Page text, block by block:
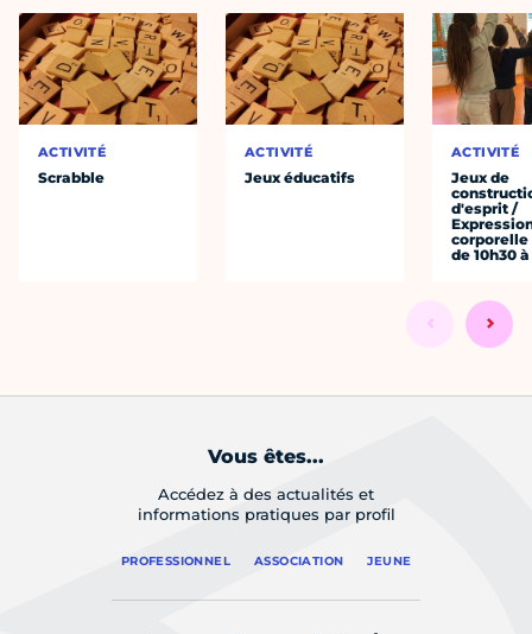
ACTIVITÉ
Scrabble
ACTIVITÉ
Jeux éducatifs
ACTIVITÉ
Jeux de
d'esprit /
corporelle
de 10h30 à
Vous êtes...
Accédez à des actualités et
informations pratiques par profil
PROFESSIONNEL ASSOCIATION JEUNE